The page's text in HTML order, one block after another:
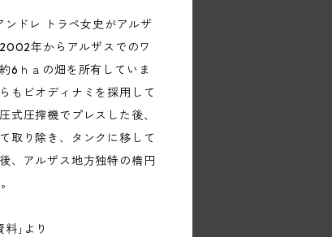
ドレ トラペ女史がアルザ
年からアルザスでのワ
6ｈａの畑を所有していま
もビオディナミを採用して
式圧搾機でプレスした後、
取り除き、タンクに移して
、アルザス地方独特の楕円
｣より